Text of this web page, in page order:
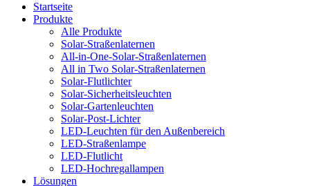
Startseite
Produkte
Alle Produkte
Solar-Straßenlaternen
All-in-One-Solar-Straßenlaternen
All in Two Solar-Straßenlaternen
Solar-Flutlichter
Solar-Sicherheitsleuchten
Solar-Gartenleuchten
Solar-Post-Lichter
LED-Leuchten für den Außenbereich
LED-Straßenlampe
LED-Flutlicht
LED-Hochregallampen
Lösungen